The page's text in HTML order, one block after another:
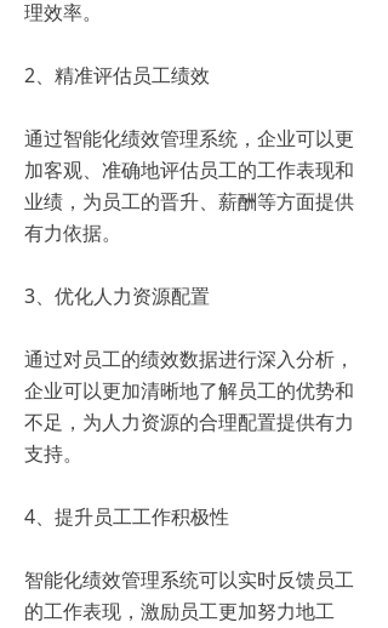
理效率。
2、精准评估员工绩效
通过智能化绩效管理系统，企业可以更
加客观、准确地评估员工的工作表现和
业绩，为员工的晋升、薪酬等方面提供
有力依据。
3、优化人力资源配置
通过对员工的绩效数据进行深入分析，
企业可以更加清晰地了解员工的优势和
不足，为人力资源的合理配置提供有力
支持。
4、提升员工工作积极性
智能化绩效管理系统可以实时反馈员工
的工作表现，激励员工更加努力地工